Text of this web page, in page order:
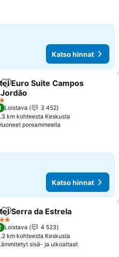
Katso hinnat
Lisää suosikkeihin
Euro Suite Campos
Loistava
3 452
km kohteesta Keskusta
poreammeella
Katso hinnat
Lisää suosikkeihin
Serra da Estrela
Loistava
4 523
km kohteesta Keskusta
sisä- ja ulkoaltaat